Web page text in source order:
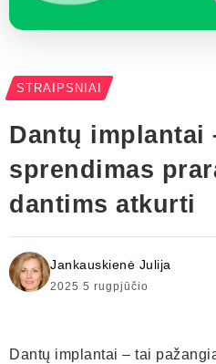
STRAIPSNIAI
Dantų
sprendimas
dantims atkurti
Jankauskienė Julija
2025 5 rugpjūčio
Dantų implantai – tai